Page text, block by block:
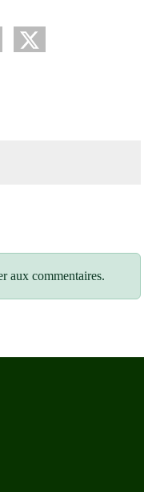
aux commentaires.